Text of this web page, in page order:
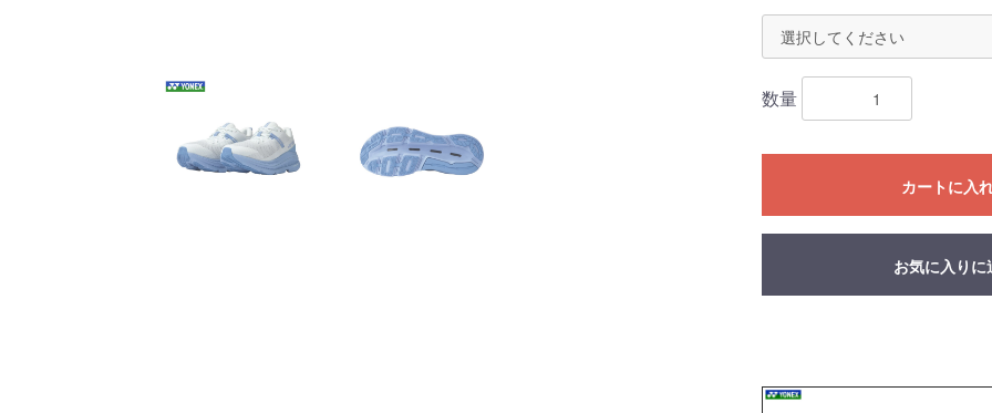
数量
カートに入
お気に入りに